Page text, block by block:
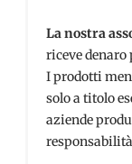
La nostra
riceve denaro
I prodotti
solo a titolo
aziende